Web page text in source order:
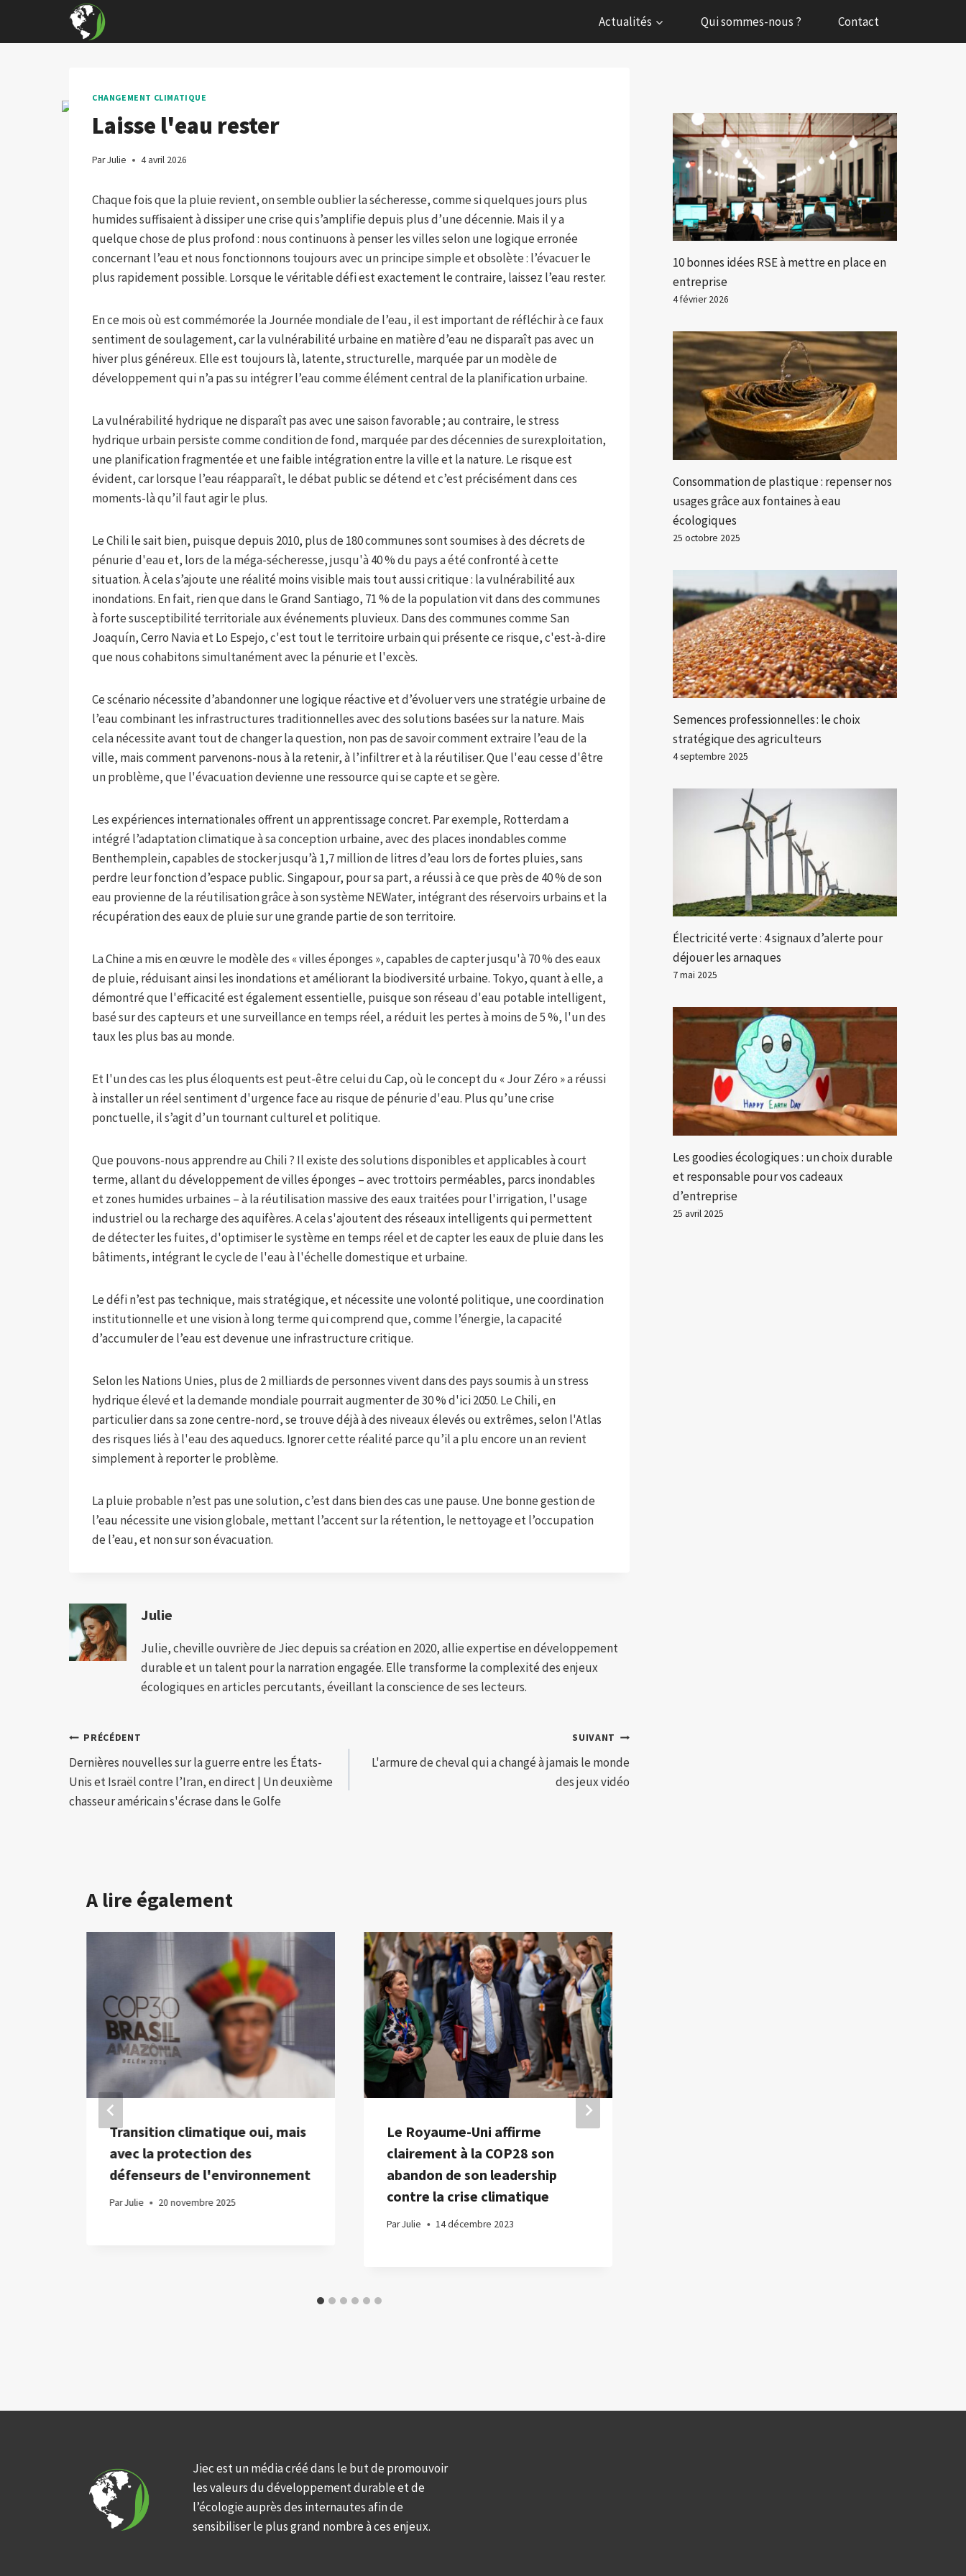
content
Actualités Qui sommes-nous ? Contact
CHANGEMENT CLIMATIQUE
Laisse l'eau rester
ParJulie 4 avril 2026
Chaque fois que la pluie revient, on semble oublier la sécheresse, comme si quelques jours plus
humides suffisaient à dissiper une crise qui s’amplifie depuis plus d’une décennie. Mais il y a
quelque chose de plus profond : nous continuons à penser les villes selon une logique erronée
concernant l’eau et nous fonctionnons toujours avec un principe simple et obsolète : l’évacuer le
plus rapidement possible. Lorsque le véritable défi est exactement le contraire, laissez l’eau rester.
En ce mois où est commémorée la Journée mondiale de l’eau, il est important de réfléchir à ce faux
sentiment de soulagement, car la vulnérabilité urbaine en matière d’eau ne disparaît pas avec un
hiver plus généreux. Elle est toujours là, latente, structurelle, marquée par un modèle de
développement qui n’a pas su intégrer l’eau comme élément central de la planification urbaine.
La vulnérabilité hydrique ne disparaît pas avec une saison favorable ; au contraire, le stress
hydrique urbain persiste comme condition de fond, marquée par des décennies de surexploitation,
une planification fragmentée et une faible intégration entre la ville et la nature. Le risque est
évident, car lorsque l’eau réapparaît, le débat public se détend et c’est précisément dans ces
moments-là qu’il faut agir le plus.
Le Chili le sait bien, puisque depuis 2010, plus de 180 communes sont soumises à des décrets de
pénurie d'eau et, lors de la méga-sécheresse, jusqu'à 40 % du pays a été confronté à cette
situation. À cela s’ajoute une réalité moins visible mais tout aussi critique : la vulnérabilité aux
inondations. En fait, rien que dans le Grand Santiago, 71 % de la population vit dans des communes
à forte susceptibilité territoriale aux événements pluvieux. Dans des communes comme San
Joaquín, Cerro Navia et Lo Espejo, c'est tout le territoire urbain qui présente ce risque, c'est-à-dire
que nous cohabitons simultanément avec la pénurie et l'excès.
Ce scénario nécessite d’abandonner une logique réactive et d’évoluer vers une stratégie urbaine de
l’eau combinant les infrastructures traditionnelles avec des solutions basées sur la nature. Mais
cela nécessite avant tout de changer la question, non pas de savoir comment extraire l’eau de la
ville, mais comment parvenons-nous à la retenir, à l’infiltrer et à la réutiliser. Que l'eau cesse d'être
un problème, que l'évacuation devienne une ressource qui se capte et se gère.
Les expériences internationales offrent un apprentissage concret. Par exemple, Rotterdam a
intégré l’adaptation climatique à sa conception urbaine, avec des places inondables comme
Benthemplein, capables de stocker jusqu’à 1,7 million de litres d’eau lors de fortes pluies, sans
perdre leur fonction d’espace public. Singapour, pour sa part, a réussi à ce que près de 40 % de son
eau provienne de la réutilisation grâce à son système NEWater, intégrant des réservoirs urbains et la
récupération des eaux de pluie sur une grande partie de son territoire.
La Chine a mis en œuvre le modèle des « villes éponges », capables de capter jusqu'à 70 % des eaux
de pluie, réduisant ainsi les inondations et améliorant la biodiversité urbaine. Tokyo, quant à elle, a
démontré que l'efficacité est également essentielle, puisque son réseau d'eau potable intelligent,
basé sur des capteurs et une surveillance en temps réel, a réduit les pertes à moins de 5 %, l'un des
taux les plus bas au monde.
Et l'un des cas les plus éloquents est peut-être celui du Cap, où le concept du « Jour Zéro » a réussi
à installer un réel sentiment d'urgence face au risque de pénurie d'eau. Plus qu’une crise
ponctuelle, il s’agit d’un tournant culturel et politique.
Que pouvons-nous apprendre au Chili ? Il existe des solutions disponibles et applicables à court
terme, allant du développement de villes éponges – avec trottoirs perméables, parcs inondables
et zones humides urbaines – à la réutilisation massive des eaux traitées pour l'irrigation, l'usage
industriel ou la recharge des aquifères. A cela s'ajoutent des réseaux intelligents qui permettent
de détecter les fuites, d'optimiser le système en temps réel et de capter les eaux de pluie dans les
bâtiments, intégrant le cycle de l'eau à l'échelle domestique et urbaine.
Le défi n’est pas technique, mais stratégique, et nécessite une volonté politique, une coordination
institutionnelle et une vision à long terme qui comprend que, comme l’énergie, la capacité
d’accumuler de l’eau est devenue une infrastructure critique.
Selon les Nations Unies, plus de 2 milliards de personnes vivent dans des pays soumis à un stress
hydrique élevé et la demande mondiale pourrait augmenter de 30 % d'ici 2050. Le Chili, en
particulier dans sa zone centre-nord, se trouve déjà à des niveaux élevés ou extrêmes, selon l'Atlas
des risques liés à l'eau des aqueducs. Ignorer cette réalité parce qu’il a plu encore un an revient
simplement à reporter le problème.
La pluie probable n’est pas une solution, c’est dans bien des cas une pause. Une bonne gestion de
l’eau nécessite une vision globale, mettant l’accent sur la rétention, le nettoyage et l’occupation
de l’eau, et non sur son évacuation.
Julie
Julie, cheville ouvrière de Jiec depuis sa création en 2020, allie expertise en développement
durable et un talent pour la narration engagée. Elle transforme la complexité des enjeux
écologiques en articles percutants, éveillant la conscience de ses lecteurs.
Navigation
de
l’article
PRÉCÉDENT
Dernières nouvelles sur la guerre entre les États-
Unis et Israël contre l’Iran, en direct | Un deuxième
chasseur américain s'écrase dans le Golfe
SUIVANT
L'armure de cheval qui a changé à jamais le monde
des jeux vidéo
A lire également
Transition climatique oui, mais
avec la protection des
défenseurs de l'environnement
ParJulie 20 novembre 2025
Le Royaume-Uni affirme
clairement à la COP28 son
abandon de son leadership
contre la crise climatique
ParJulie 14 décembre 2023
10 bonnes idées RSE à mettre en place en
entreprise
4 février 2026
Consommation de plastique : repenser nos
usages grâce aux fontaines à eau
écologiques
25 octobre 2025
Semences professionnelles : le choix
stratégique des agriculteurs
4 septembre 2025
Électricité verte : 4 signaux d’alerte pour
déjouer les arnaques
7 mai 2025
Les goodies écologiques : un choix durable
et responsable pour vos cadeaux
d’entreprise
25 avril 2025
Jiec est un média créé dans le but de promouvoir
les valeurs du développement durable et de
l’écologie auprès des internautes afin de
sensibiliser le plus grand nombre à ces enjeux.